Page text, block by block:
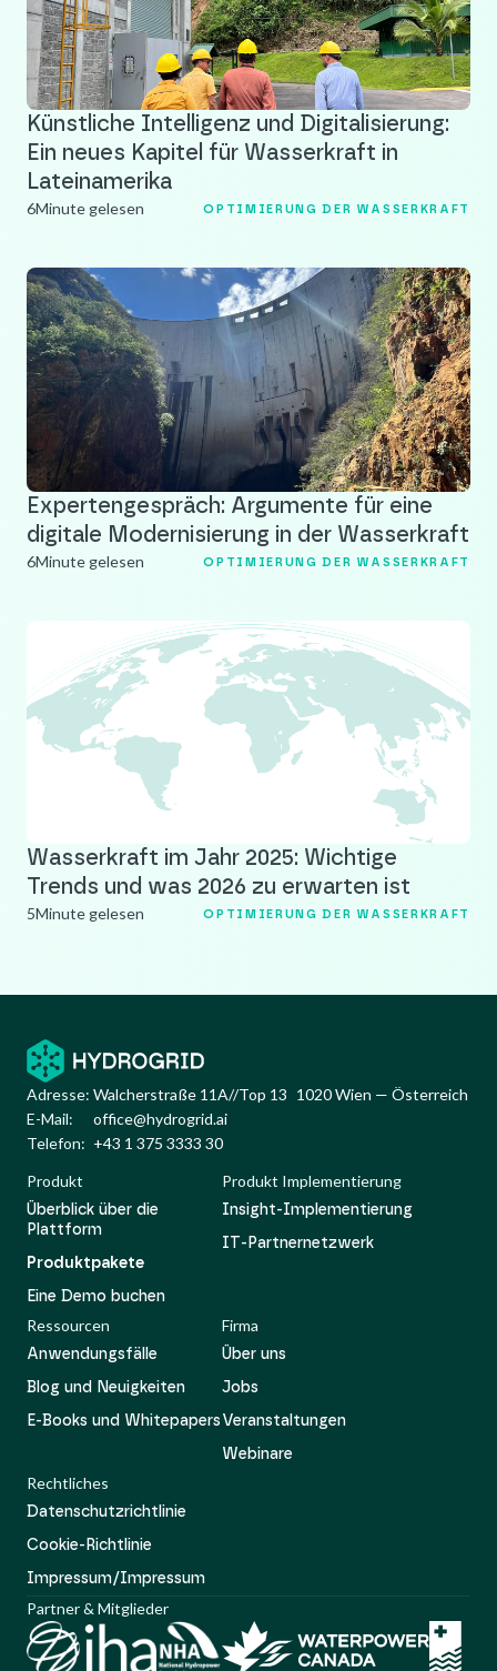
Künstliche Intelligenz und Digitalisierung:
Ein neues Kapitel für Wasserkraft in
Lateinamerika
6Minute gelesen OPTIMIERUNG DER WASSERKRAFT
Expertengespräch: Argumente für eine
digitale Modernisierung in der Wasserkraft
6Minute gelesen OPTIMIERUNG DER WASSERKRAFT
Wasserkraft im Jahr 2025: Wichtige
Trends und was 2026 zu erwarten ist
5Minute gelesen OPTIMIERUNG DER WASSERKRAFT
Adresse: Walcherstraße 11A//Top 13 1020 Wien — Österreich
E-Mail:
office@hydrogrid.ai
Telefon: +43 1 375 3333 30
Produkt
Überblick über die
Plattform
Produktpakete
Eine Demo buchen
Produkt Implementierung
Insight-Implementierung
IT-Partnernetzwerk
Ressourcen
Anwendungsfälle
Blog und Neuigkeiten
E-Books und Whitepapers
Firma
Über uns
Jobs
Veranstaltungen
Webinare
Rechtliches
Datenschutzrichtlinie
Cookie-Richtlinie
Impressum/Impressum
Partner & Mitglieder